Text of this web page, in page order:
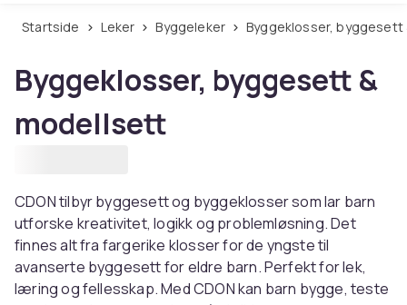
Startside Leker Byggeleker Byggeklosser,
Byggeklosser, byggesett &
modellsett
CDON tilbyr byggesett og byggeklosser som lar barn
utforske kreativitet, logikk og problemløsning. Det
finnes alt fra fargerike klosser for de yngste til
avanserte byggesett for eldre barn. Perfekt for lek,
læring og fellesskap. Med CDON kan barn bygge, teste